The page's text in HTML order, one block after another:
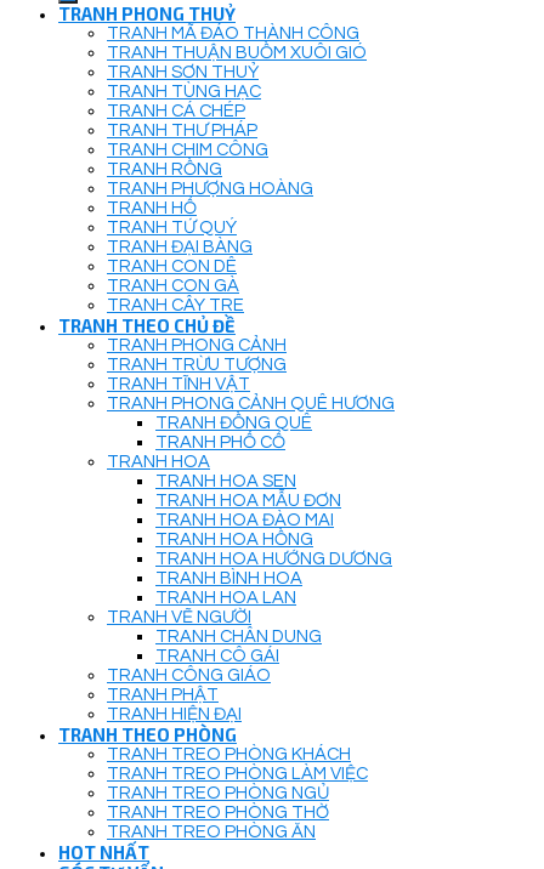
TRANH PHONG THUỶ
TRANH MÃ ĐÁO THÀNH CÔNG
TRANH THUẬN BUỒM XUÔI GIÓ
TRANH SƠN THUỶ
TRANH TÙNG HẠC
TRANH CÁ CHÉP
TRANH THƯ PHÁP
TRANH CHIM CÔNG
TRANH RỒNG
TRANH PHƯỢNG HOÀNG
TRANH HỔ
TRANH TỨ QUÝ
TRANH ĐẠI BÀNG
TRANH CON DÊ
TRANH CON GÀ
TRANH CÂY TRE
TRANH THEO CHỦ ĐỀ
TRANH PHONG CẢNH
TRANH TRỪU TƯỢNG
TRANH TĨNH VẬT
TRANH PHONG CẢNH QUÊ HƯƠNG
TRANH ĐỒNG QUÊ
TRANH PHỐ CỔ
TRANH HOA
TRANH HOA SEN
TRANH HOA MẪU ĐƠN
TRANH HOA ĐÀO MAI
TRANH HOA HỒNG
TRANH HOA HƯỚNG DƯƠNG
TRANH BÌNH HOA
TRANH HOA LAN
TRANH VẼ NGƯỜI
TRANH CHÂN DUNG
TRANH CÔ GÁI
TRANH CÔNG GIÁO
TRANH PHẬT
TRANH HIỆN ĐẠI
TRANH THEO PHÒNG
TRANH TREO PHÒNG KHÁCH
TRANH TREO PHÒNG LÀM VIỆC
TRANH TREO PHÒNG NGỦ
TRANH TREO PHÒNG THỜ
TRANH TREO PHÒNG ĂN
HOT NHẤT